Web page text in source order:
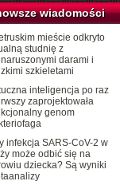
wiadomości
mieście odkryto
studnię z
darami i
szkieletami
inteligencja po raz
zaprojektowała
genom
infekcja SARS-CoV-2 w
może odbić się na
dziecka? Są wyniki